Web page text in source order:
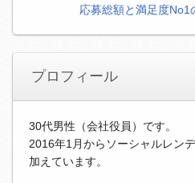
応募総額と満足度No1
プロフィール
30代男性（会社役員）です。
2016年1月からソーシャルレン
加えています。